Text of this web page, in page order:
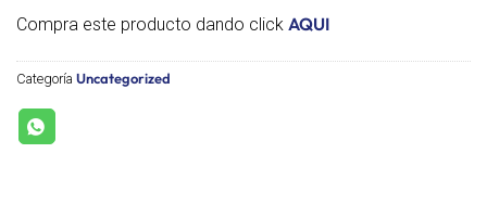
Compra este producto dando click AQUI
Categoría Uncategorized